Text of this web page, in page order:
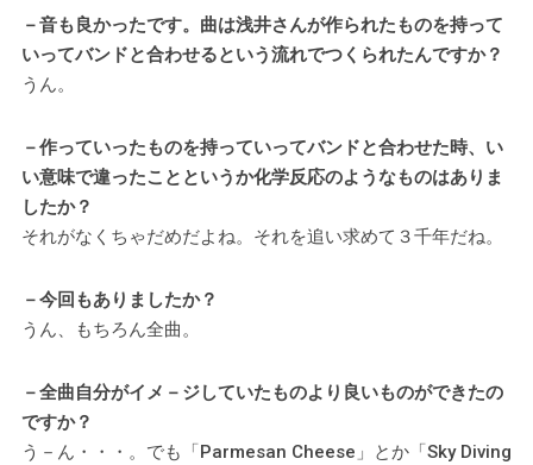
－音も良かったです。曲は浅井さんが作られたものを持って
いってバンドと合わせるという流れでつくられたんですか？
うん。
－作っていったものを持っていってバンドと合わせた時、い
い意味で違ったことというか化学反応のようなものはありま
したか？
それがなくちゃだめだよね。それを追い求めて３千年だね。
－今回もありましたか？
うん、もちろん全曲。
－全曲自分がイメ－ジしていたものより良いものができたの
ですか？
う－ん・・・。でも「Parmesan Cheese」とか「Sky Diving